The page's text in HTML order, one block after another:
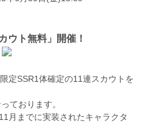
ウト無料」開催！
定SSR1体確定の11連スカウトを
ております。
月までに実装されたキャラクタ